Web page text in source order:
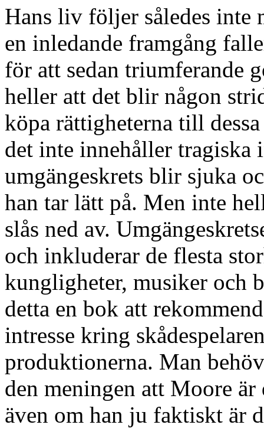
Hans liv följer således inte
en inledande framgång
för att sedan triumferande
heller att det blir någon
köpa rättigheterna till
det inte innehåller
umgängeskrets blir sjuka
han tar lätt på. Men inte
slås ned av.
och inkluderar de flesta
kungligheter, musiker och
detta en bok att
intresse kring
produktionerna. Man
den meningen att Moore
även om han ju faktiskt är